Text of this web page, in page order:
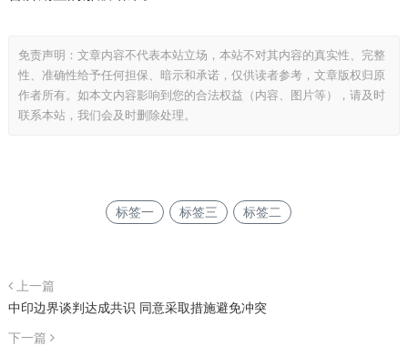
免责声明：文章内容不代表本站立场，本站不对其内容的真实性、完整
性、准确性给予任何担保、暗示和承诺，仅供读者参考，文章版权归原
作者所有。如本文内容影响到您的合法权益（内容、图片等），请及时
联系本站，我们会及时删除处理。
标签一 标签三 标签二
上一篇
中印边界谈判达成共识 同意采取措施避免冲突
下一篇